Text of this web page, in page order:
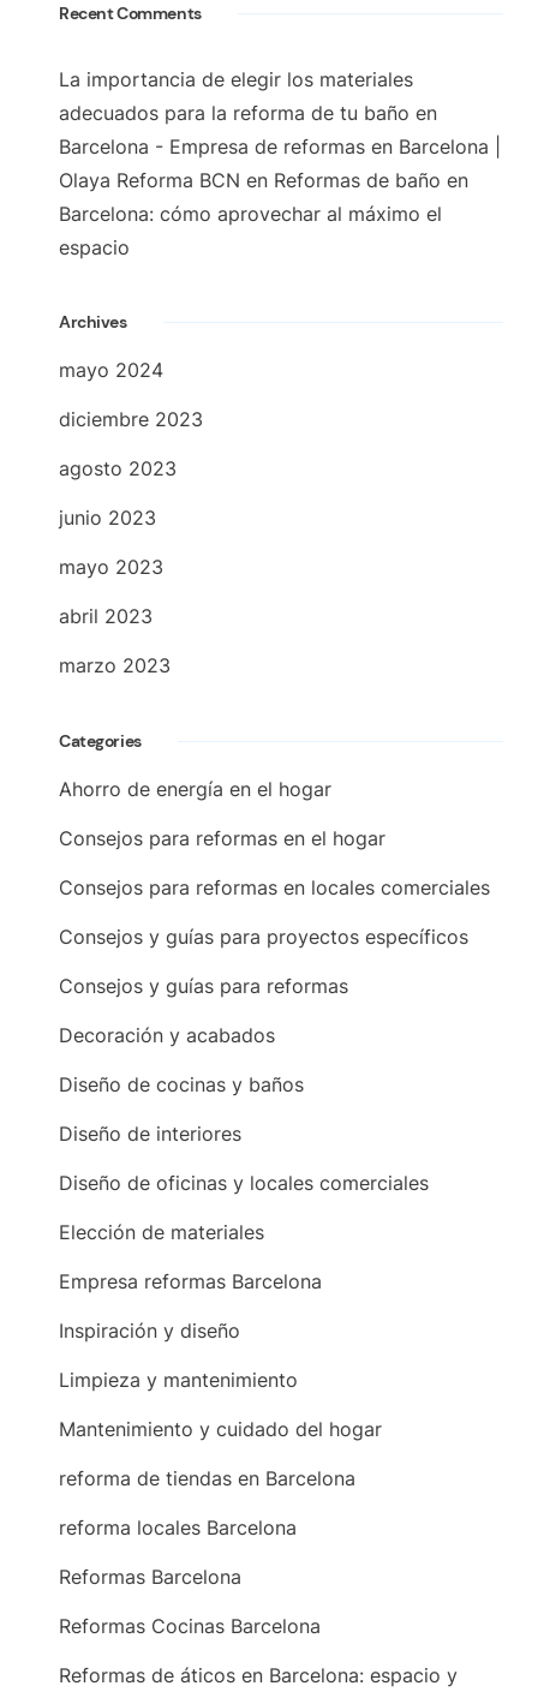
Recent Comments
La importancia de elegir los materiales
adecuados para la reforma de tu baño en
Barcelona - Empresa de reformas en Barcelona |
Olaya Reforma BCN en Reformas de baño en
Barcelona: cómo aprovechar al máximo el
espacio
Archives
mayo 2024
diciembre 2023
agosto 2023
junio 2023
mayo 2023
abril 2023
marzo 2023
Categories
Ahorro de energía en el hogar
Consejos para reformas en el hogar
Consejos para reformas en locales comerciales
Consejos y guías para proyectos específicos
Consejos y guías para reformas
Decoración y acabados
Diseño de cocinas y baños
Diseño de interiores
Diseño de oficinas y locales comerciales
Elección de materiales
Empresa reformas Barcelona
Inspiración y diseño
Limpieza y mantenimiento
Mantenimiento y cuidado del hogar
reforma de tiendas en Barcelona
reforma locales Barcelona
Reformas Barcelona
Reformas Cocinas Barcelona
Reformas de áticos en Barcelona: espacio y